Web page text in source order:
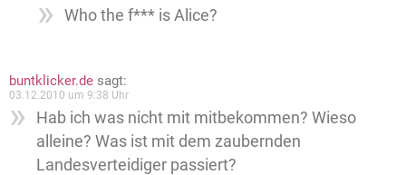
Who the f*** is Alice?
buntklicker.de sagt:
03.12.2010 um 9:38 Uhr
Hab ich was nicht mit mitbekommen? Wieso
alleine? Was ist mit dem zaubernden
Landesverteidiger passiert?